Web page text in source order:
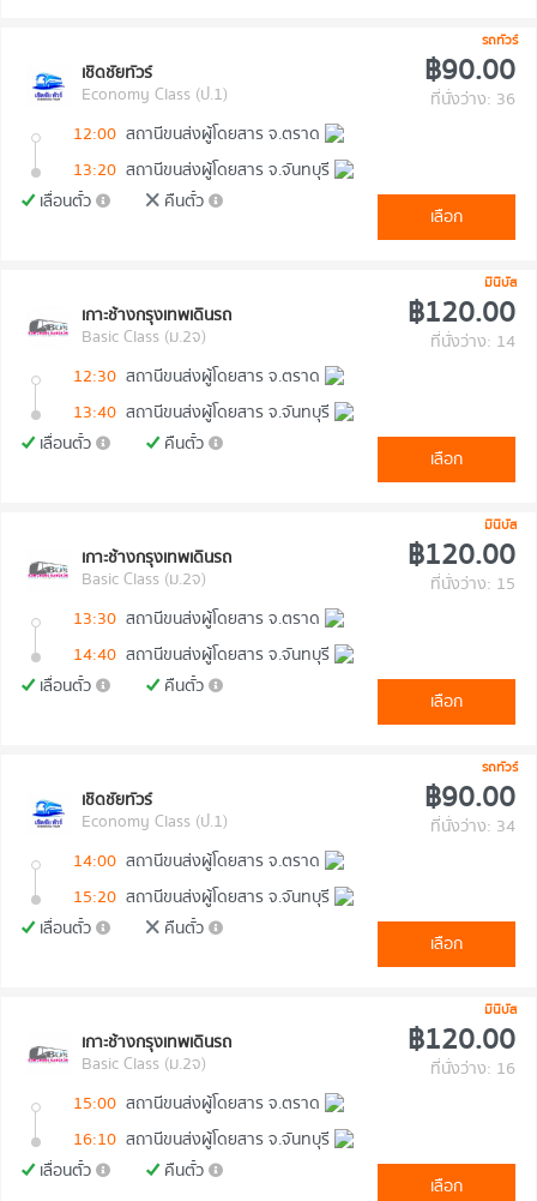
รถทัวร์
เชิดชัยทัวร์
Economy Class (ป.1)
฿90.00
ที่นั่งว่าง: 36
12:00 สถานีขนส่งผู้โดยสาร จ.ตราด
13:20 สถานีขนส่งผู้โดยสาร จ.จันทบุรี
เลื่อนตั๋ว
คืนตั๋ว
เลือก
มินิบัส
เกาะช้างกรุงเทพเดินรถ
Basic Class (ม.2จ)
฿120.00
ที่นั่งว่าง: 14
12:30 สถานีขนส่งผู้โดยสาร จ.ตราด
13:40 สถานีขนส่งผู้โดยสาร จ.จันทบุรี
เลื่อนตั๋ว
คืนตั๋ว
เลือก
มินิบัส
เกาะช้างกรุงเทพเดินรถ
Basic Class (ม.2จ)
฿120.00
ที่นั่งว่าง: 15
13:30 สถานีขนส่งผู้โดยสาร จ.ตราด
14:40 สถานีขนส่งผู้โดยสาร จ.จันทบุรี
เลื่อนตั๋ว
คืนตั๋ว
เลือก
รถทัวร์
เชิดชัยทัวร์
Economy Class (ป.1)
฿90.00
ที่นั่งว่าง: 34
14:00 สถานีขนส่งผู้โดยสาร จ.ตราด
15:20 สถานีขนส่งผู้โดยสาร จ.จันทบุรี
เลื่อนตั๋ว
คืนตั๋ว
เลือก
มินิบัส
เกาะช้างกรุงเทพเดินรถ
Basic Class (ม.2จ)
฿120.00
ที่นั่งว่าง: 16
15:00 สถานีขนส่งผู้โดยสาร จ.ตราด
16:10 สถานีขนส่งผู้โดยสาร จ.จันทบุรี
เลื่อนตั๋ว
คืนตั๋ว
เลือก